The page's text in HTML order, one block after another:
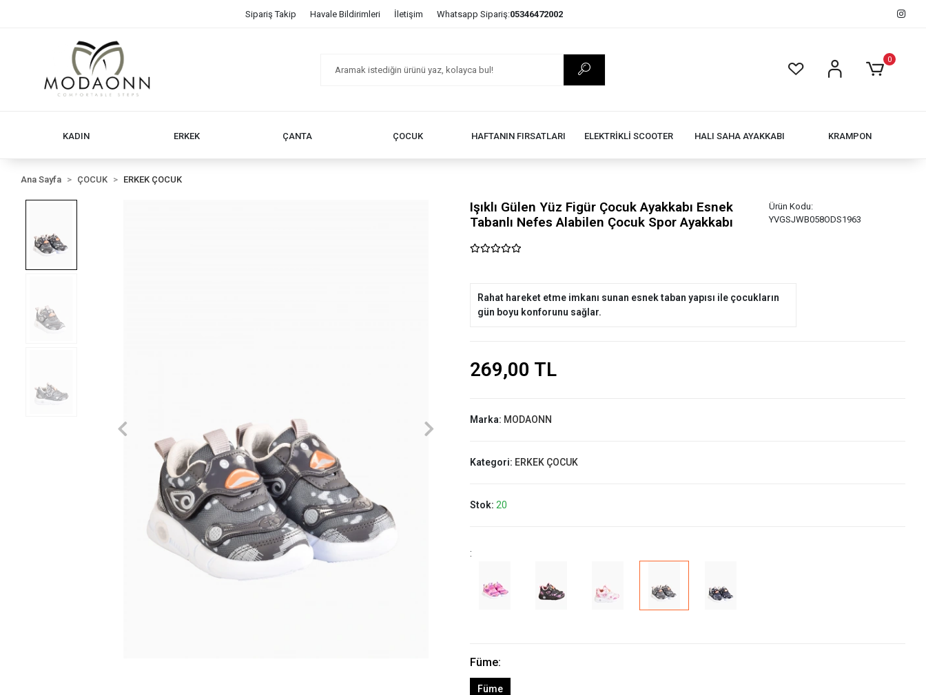
Sipariş Takip Havale Bildirimleri İletişim Whatsapp Sipariş:05346472002
0
KADIN ERKEK ÇANTA ÇOCUK HAFTANIN FIRSATLARI ELEKTRİKLİ SCOOTER HALI SAHA AYAKKABI KRAMPON
Ana Sayfa ÇOCUK ERKEK ÇOCUK
Işıklı Gülen Yüz Figür Çocuk Ayakkabı Esnek
Tabanlı Nefes Alabilen Çocuk Spor Ayakkabı
Ürün Kodu:
YVGSJWB058ODS1963
Rahat hareket etme imkanı sunan esnek taban yapısı ile çocukların
gün boyu konforunu sağlar.
269,00 TL
Marka: MODAONN
Kategori: ERKEK ÇOCUK
Stok: 20
:
Füme:
Füme